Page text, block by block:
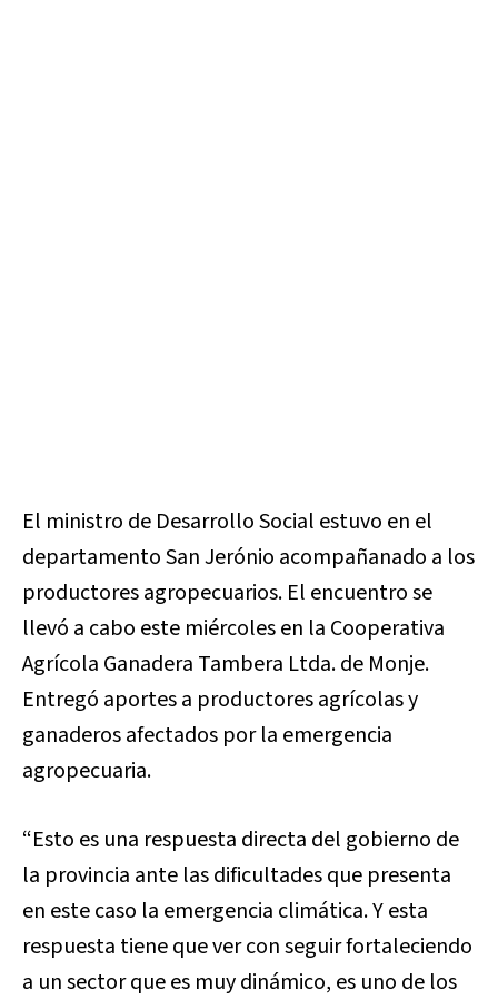
El ministro de Desarrollo Social estuvo en el
departamento San Jerónio acompañanado a los
productores agropecuarios. El encuentro se
llevó a cabo este miércoles en la Cooperativa
Agrícola Ganadera Tambera Ltda. de Monje.
Entregó aportes a productores agrícolas y
ganaderos afectados por la emergencia
agropecuaria.
“Esto es una respuesta directa del gobierno de
la provincia ante las dificultades que presenta
en este caso la emergencia climática. Y esta
respuesta tiene que ver con seguir fortaleciendo
a un sector que es muy dinámico, es uno de los